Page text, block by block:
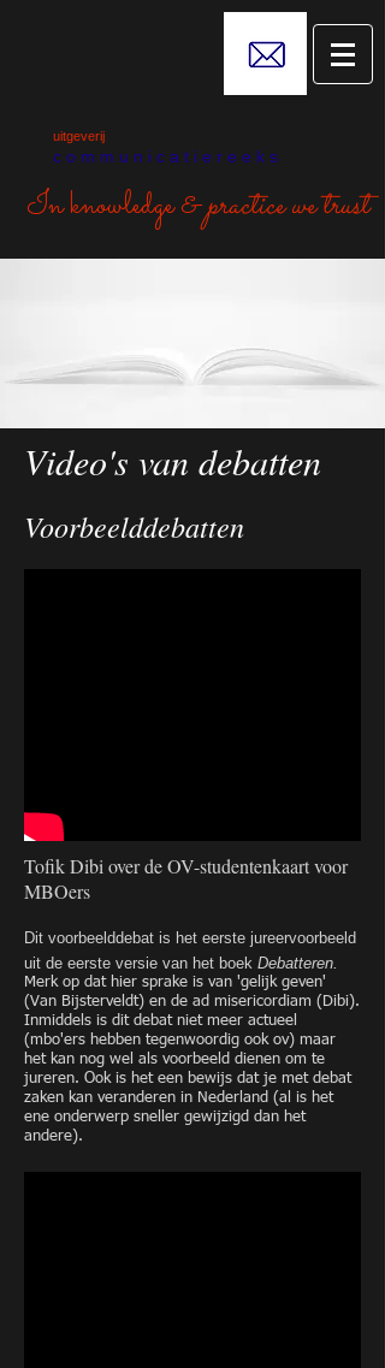
uitgeverij
c o m m u n i c a t i e r e e k s
In knowledge &practice we trust
Video's van debatten
Voorbeelddebatten
Tofik Dibi over de OV-studentenkaart voor
MBOers
Dit voorbeelddebat is het eerste jureervoorbeeld
uit de eerste versie van het boek Debatteren.
Merk op dat hier sprake is van 'gelijk geven'
(Van Bijsterveldt) en de ad misericordiam (Dibi).
Inmiddels is dit debat niet meer actueel
(mbo'ers hebben tegenwoordig ook ov) maar
het kan nog wel als voorbeeld dienen om te
jureren. Ook is het een bewijs dat je met debat
zaken kan veranderen in Nederland (al is het
ene onderwerp sneller gewijzigd dan het
andere).